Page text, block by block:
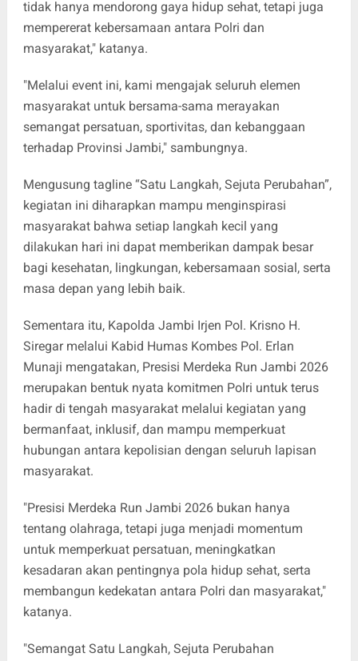
tidak hanya mendorong gaya hidup sehat, tetapi juga
mempererat kebersamaan antara Polri dan
masyarakat," katanya.
"Melalui event ini, kami mengajak seluruh elemen
masyarakat untuk bersama-sama merayakan
semangat persatuan, sportivitas, dan kebanggaan
terhadap Provinsi Jambi," sambungnya.
Mengusung tagline “Satu Langkah, Sejuta Perubahan”,
kegiatan ini diharapkan mampu menginspirasi
masyarakat bahwa setiap langkah kecil yang
dilakukan hari ini dapat memberikan dampak besar
bagi kesehatan, lingkungan, kebersamaan sosial, serta
masa depan yang lebih baik.
Sementara itu, Kapolda Jambi Irjen Pol. Krisno H.
Siregar melalui Kabid Humas Kombes Pol. Erlan
Munaji mengatakan, Presisi Merdeka Run Jambi 2026
merupakan bentuk nyata komitmen Polri untuk terus
hadir di tengah masyarakat melalui kegiatan yang
bermanfaat, inklusif, dan mampu memperkuat
hubungan antara kepolisian dengan seluruh lapisan
masyarakat.
"Presisi Merdeka Run Jambi 2026 bukan hanya
tentang olahraga, tetapi juga menjadi momentum
untuk memperkuat persatuan, meningkatkan
kesadaran akan pentingnya pola hidup sehat, serta
membangun kedekatan antara Polri dan masyarakat,"
katanya.
"Semangat Satu Langkah, Sejuta Perubahan